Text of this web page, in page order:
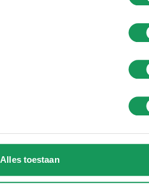
Alles toestaan
elektriciteit, internet en
accommodaties volledig
en vaak
faciliteiten of
onzeveelgestelde vragen
alle details.